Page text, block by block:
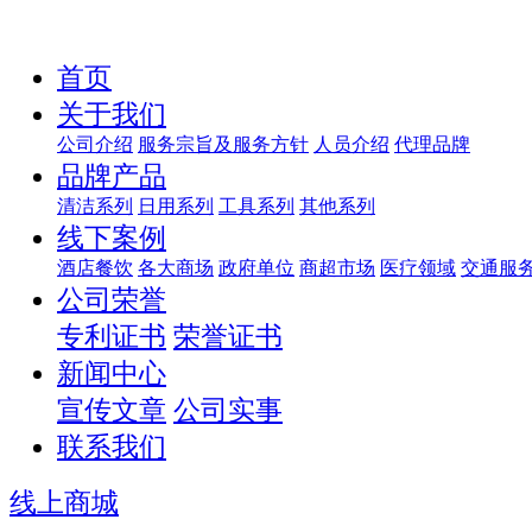
首页
关于我们
公司介绍 服务宗旨及服务方针 人员介绍 代理品牌
品牌产品
清洁系列 日用系列 工具系列 其他系列
线下案例
酒店餐饮 各大商场 政府单位 商超市场 医疗领域 交通服
公司荣誉
专利证书 荣誉证书
新闻中心
宣传文章 公司实事
联系我们
线上商城